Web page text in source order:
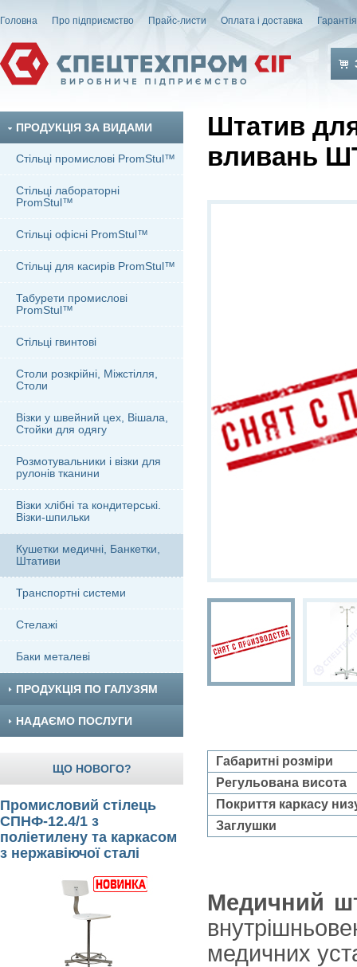
Головна Про підприємство Прайс-листи Оплата і доставка
ПРОДУКЦІЯ ЗА ВИДАМИ
Стільці промислові PromStul™
Стільці лабораторні
PromStul™
Стільці офісні PromStul™
Стільці для касирів PromStul™
Табурети промислові
PromStul™
Стільці гвинтові
Столи розкрійні, Міжстілля,
Столи
Візки у швейний цех, Вішала,
Стойки для одягу
Розмотувальники і візки для
рулонів тканини
Візки хлібні та кондитерські.
Візки-шпильки
Кушетки медичні, Банкетки,
Штативи
Транспортні системи
Стелажі
Баки металеві
ПРОДУКЦІЯ ПО ГАЛУЗЯМ
НАДАЄМО ПОСЛУГИ
ЩО НОВОГО?
Промисловий стілець
СПНФ-12.4/1 з
поліетилену та каркасом
з нержавіючої сталі
Штатив
вливань
Габаритні розміри
Регульована висота
Покриття каркасу
Заглушки
Медичний
медичних